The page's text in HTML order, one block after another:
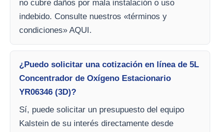
no cubre daños por mala instalación o uso
indebido. Consulte nuestros «términos y
condiciones» AQUI.
¿Puedo solicitar una cotización en línea de 5L
Concentrador de Oxígeno Estacionario
YR06346 (3D)?
Sí, puede solicitar un presupuesto del equipo
Kalstein de su interés directamente desde